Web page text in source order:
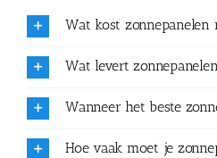
Wat kost zonnepanelen
Wat levert
Wanneer het beste
Hoe vaak moet je